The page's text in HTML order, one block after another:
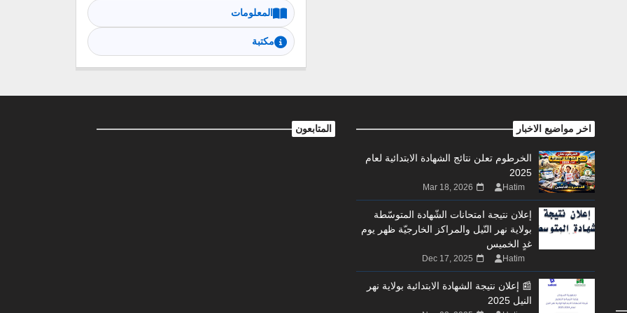
المعلومات
مكتبة
اخر مواضيع الاخبار
الخرطوم تعلن نتائج الشهادة الابتدائية لعام
2025
Hatim
Mar 18, 2026
إعلان نتيجة امتحانات الشّهادة المتوسّطة
بولاية نهر النّيل والمراكز الخارجيّة ظهر يوم
غدٍ الخميس
Hatim
Dec 17, 2025
📰 إعلان نتيجة الشهادة الابتدائية بولاية نهر
النيل 2025
المتابعون